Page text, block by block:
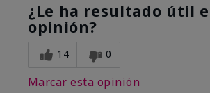
¿Le ha resultado útil
opinión?
14 0
Marcar esta opinión